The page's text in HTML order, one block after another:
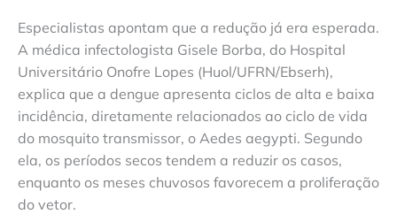
Especialistas apontam que a redução já era esperada.
A médica infectologista Gisele Borba, do Hospital
Universitário Onofre Lopes (Huol/UFRN/Ebserh),
explica que a dengue apresenta ciclos de alta e baixa
incidência, diretamente relacionados ao ciclo de vida
do mosquito transmissor, o Aedes aegypti. Segundo
ela, os períodos secos tendem a reduzir os casos,
enquanto os meses chuvosos favorecem a proliferação
do vetor.